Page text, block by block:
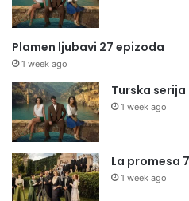
Plamen ljubavi 27 epizoda
1 week ago
Turska
1 week ago
La promesa
1 week ago